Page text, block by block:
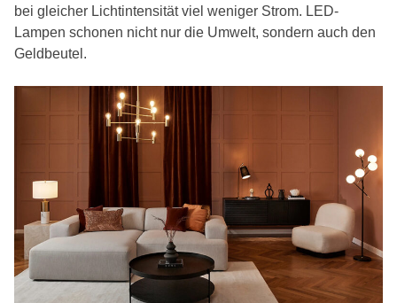
bei gleicher Lichtintensität viel weniger Strom. LED-
Lampen schonen nicht nur die Umwelt, sondern auch den
Geldbeutel.